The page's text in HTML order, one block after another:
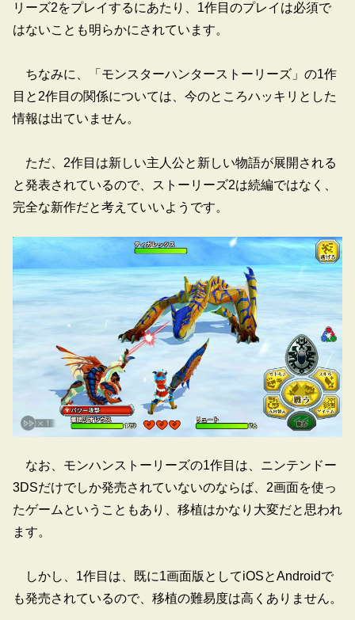
リーズ2をプレイするにあたり、1作目のプレイは必須で
はないことも明らかにされています。
ちなみに、「モンスターハンターストーリーズ」の1作
目と2作目の関係については、今のところハッキリとした
情報は出ていません。
ただ、2作目は新しい主人公と新しい物語が展開される
と発表されているので、ストーリーズ2は続編ではなく、
完全な新作だと考えていいようです。
なお、モンハンストーリーズの1作目は、ニンテンドー
3DSだけでしか発売されていないのならば、2画面を使っ
たゲームということもあり、移植はかなり大変だと思われ
ます。
しかし、1作目は、既に1画面版としてiOSとAndroidで
も発売されているので、移植の難易度は高くありません。